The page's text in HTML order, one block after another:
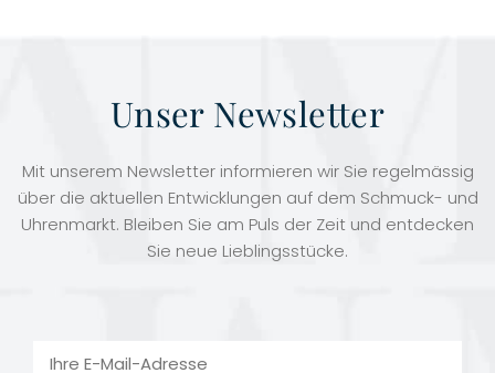
Unser Newsletter
Mit unserem Newsletter informieren wir Sie regelmässig
über die aktuellen Entwicklungen auf dem Schmuck- und
Uhrenmarkt. Bleiben Sie am Puls der Zeit und entdecken
Sie neue Lieblingsstücke.